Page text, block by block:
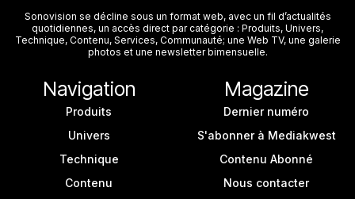
Sonovision se décline sous un format web, avec un fil d’actualités
quotidiennes, un accès direct par catégorie : Produits, Univers,
Technique, Contenu, Services, Communauté; une Web TV, une galerie
photos et une newsletter bimensuelle.
Navigation
Produits
Univers
Technique
Contenu
Magazine
Dernier numéro
S'abonner à Mediakwest
Contenu Abonné
Nous contacter